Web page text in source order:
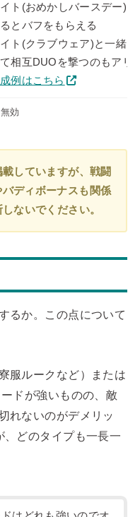
イト(おめかしバースデー)
とバフをもらえる
イト(クラブウェア)と一緒に
相互DUOを撃つのもアリ
例はこちら
効
していますが、戦闘
ディボーナスも関係
ないでください。
るか。この点について
服ルークなど）または
ドが強いものの、敵
れないのがデメリッ
、どのタイプも一長一